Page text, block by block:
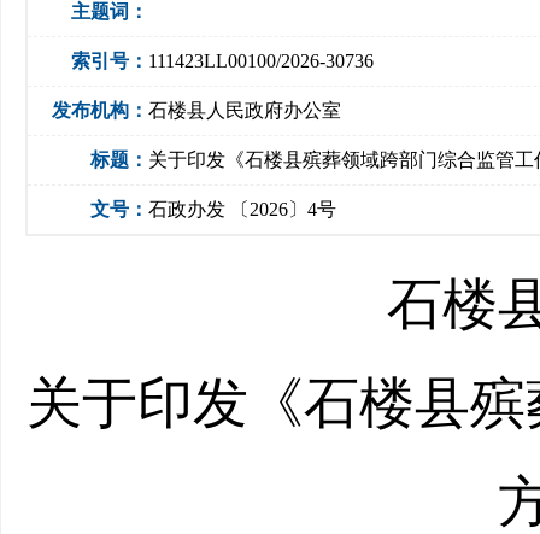
主题词：
索引号： 111423LL00100/2026-30736
发布机构： 石楼县人民政府办公室
标题： 关于印发《石楼县殡葬领域跨部门综合监管
文号： 石政办发 〔2026〕4号
石楼
关于印发《石楼县